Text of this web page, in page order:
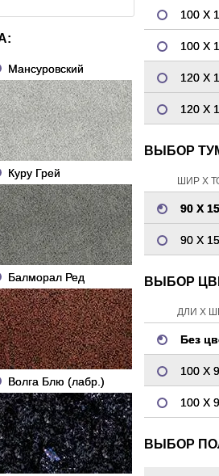
Мансуровский
Куру Грей
Балморал Ред
Волга Блю (лабр.)
100 Х
100 Х
120 Х
120 Х
ВЫБОР
ШИР Х
90 Х
90 Х
ВЫБОР
ДЛИ Х
Без
100 Х
100 Х
ВЫБОР